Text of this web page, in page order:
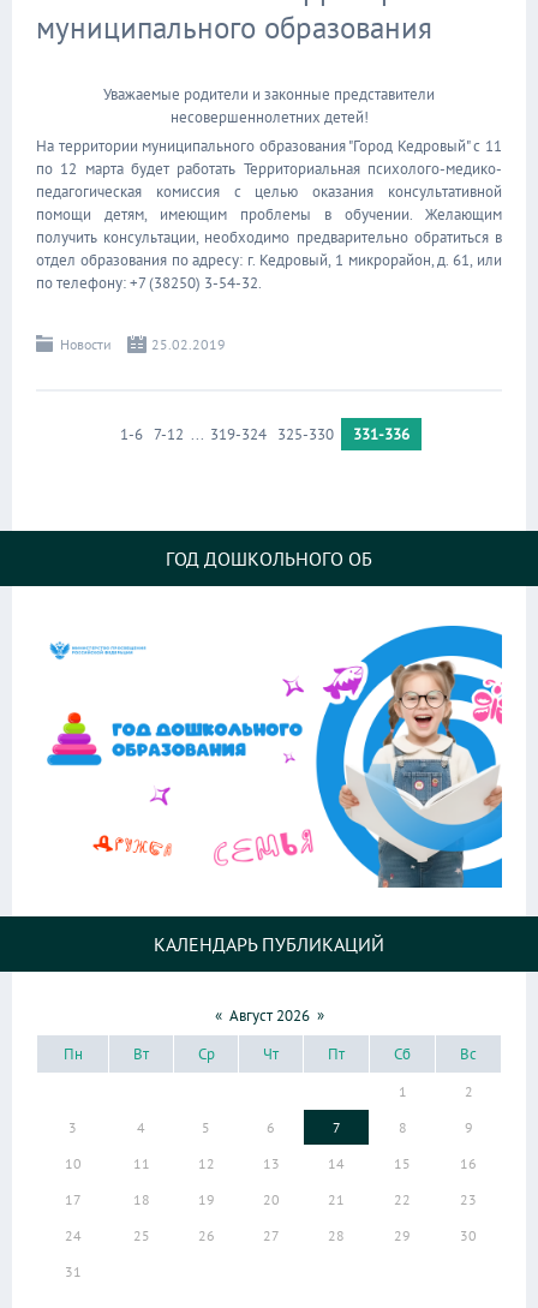
муниципального образования
Уважаемые родители и законные представители
несовершеннолетних детей!
На территории муниципального образования "Город Кедровый" с 11
по 12 марта будет работать Территориальная психолого-медико-
педагогическая комиссия с целью оказания консультативной
помощи детям, имеющим проблемы в обучении. Желающим
получить консультации, необходимо предварительно обратиться в
отдел образования по адресу: г. Кедровый, 1 микрорайон, д. 61, или
по телефону: +7 (38250) 3-54-32.
Новости 25.02.2019
1-6 7-12 ... 319-324 325-330 331-336
ГОД ДОШКОЛЬНОГО ОБ
КАЛЕНДАРЬ ПУБЛИКАЦИЙ
« Август 2026 »
Пн
Вт Ср Чт Пт Сб Вс
1
2
3
4 5 6 7 8
9
10
11 12 13 14 15
16
17
18 19 20 21 22
23
24
25 26 27 28 29
30
31